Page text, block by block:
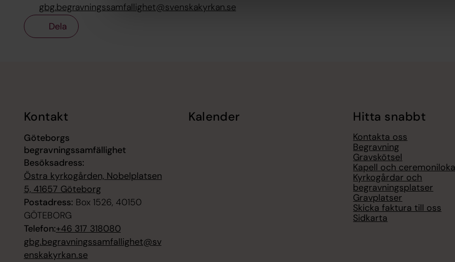
gbg.begravningssamfallighet@svenskakyrkan.se
Dela
Kontakt
Göteborgs
begravningssamfällighet
Besöksadress:
Östra kyrkogården, Nobelplatsen
5, 41657 Göteborg
Postadress: Box 1526, 40150
GÖTEBORG
Telefon:+46 317 318080
gbg.begravningssamfallighet@sv
enskakyrkan.se
Kalender Hitta snabbt
Kontakta oss
Begravning
Gravskötsel
Kapell och
Kyrkogårdar och
begravningsplatser
Gravplatser
Skicka faktura till oss
Sidkarta